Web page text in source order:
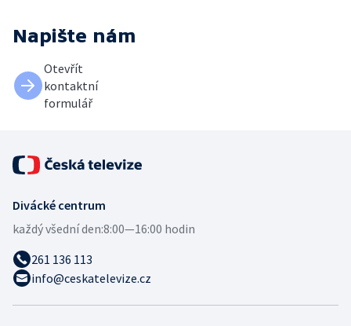
Napište nám
Otevřít
kontaktní
formulář
Divácké centrum
každý všední den:8:00—16:00 hodin
261 136 113
info@ceskatelevize.cz